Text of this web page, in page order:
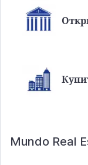
Mundo Real